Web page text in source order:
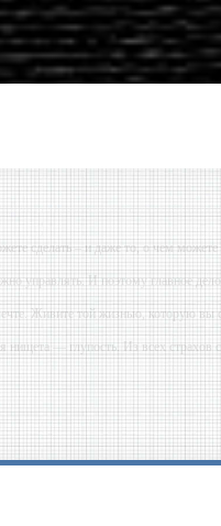
сделать – и даже то, о чем
И поэтому главное дело
Живите той жизнью, которую вы
нищета — глупость. Из всех
его мимо ушей. Он никогда не
и очень не люблю, когда их дают